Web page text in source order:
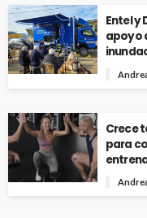
Entel y
apoyo
Crece
para